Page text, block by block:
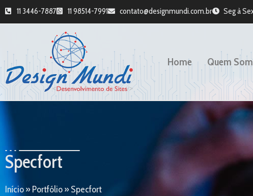
11 3446-7887 11 98514-7991 contato@designmundi.com.br Seg à
Home Quem
Specfort
Início»Portfólio»Specfort